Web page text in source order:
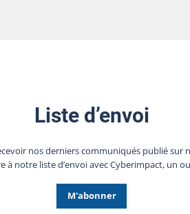
Liste d’envoi
nos derniers communiqués publié sur
à notre liste d’envoi avec Cyberimpact, un
M'abonner